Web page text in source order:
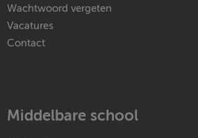
Wachtwoord vergeten
Vacatures
Contact
Middelbare school